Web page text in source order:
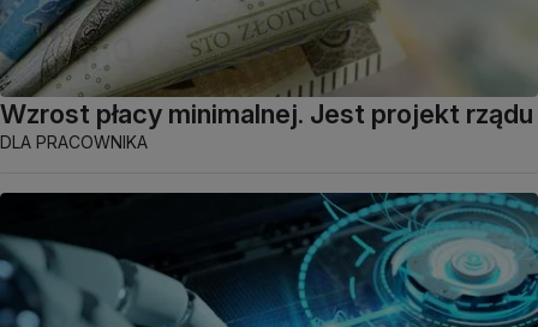
Wzrost płacy minimalnej. Jest projekt rządu
DLA PRACOWNIKA